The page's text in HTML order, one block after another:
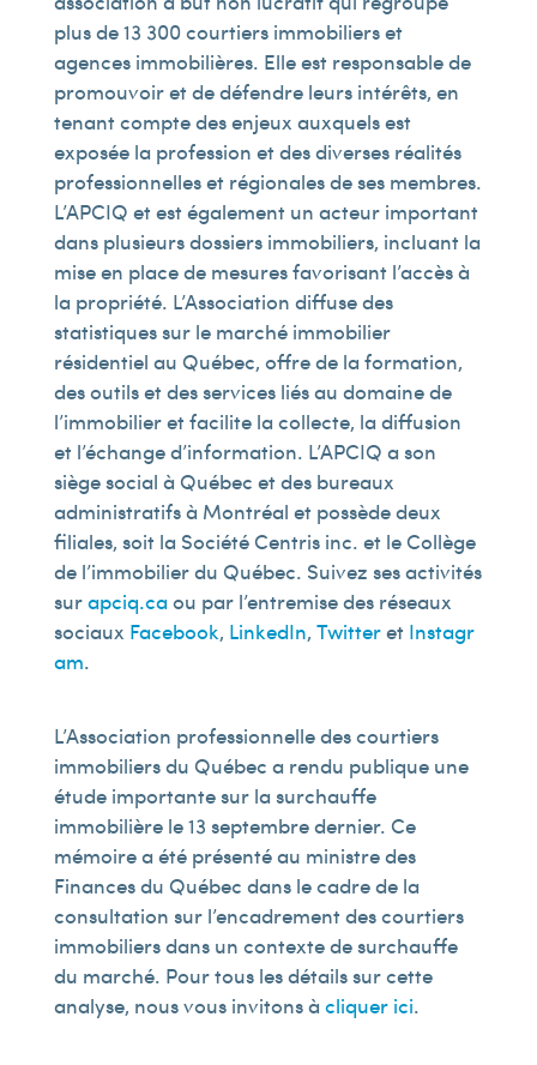
plus de 13 300 courtiers immobiliers et
agences immobilières. Elle est responsable de
promouvoir et de défendre leurs intérêts, en
tenant compte des enjeux auxquels est
exposée la profession et des diverses réalités
professionnelles et régionales de ses membres.
L’APCIQ et est également un acteur important
dans plusieurs dossiers immobiliers, incluant la
mise en place de mesures favorisant l’accès à
la propriété. L’Association diffuse des
statistiques sur le marché immobilier
résidentiel au Québec, offre de la formation,
des outils et des services liés au domaine de
l’immobilier et facilite la collecte, la diffusion
et l’échange d’information. L’APCIQ a son
siège social à Québec et des bureaux
administratifs à Montréal et possède deux
filiales, soit la Société Centris inc. et le Collège
de l’immobilier du Québec. Suivez ses activités
surapciq.caou par l’entremise des réseaux
sociaux Facebook, LinkedIn, Twitteret Instagr
am.
L’Association professionnelle des courtiers
immobiliers du Québec a rendu publique une
étude importante sur la surchauffe
immobilière le 13 septembre dernier. Ce
mémoire a été présenté au ministre des
Finances du Québec dans le cadre de la
consultation sur l’encadrement des courtiers
immobiliers dans un contexte de surchauffe
du marché. Pour tous les détails sur cette
analyse, nous vous invitons à cliquer ici.